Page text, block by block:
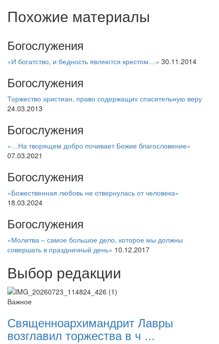
Похожие материалы
Богослужения
«И богатство, и бедность являются крестом…» 30.11.2014
Богослужения
Торжество христиан, право содержащих спасительную веру
24.03.2013
Богослужения
«…На творящем добро почивает Божие благословение»
07.03.2021
Богослужения
«Божественная любовь не отвернулась от человека»
18.03.2024
Богослужения
«Молитва – самое большое дело, которое мы должны
совершать в праздничный день» 10.12.2017
Выбор редакции
Важное
Священноархимандрит Лавры
возглавил торжества в ч ...